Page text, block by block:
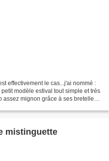
effectivement le cas...j'ai nommé :
modèle estival tout simple et très
mignon grâce à ses bretelles
mistinguette